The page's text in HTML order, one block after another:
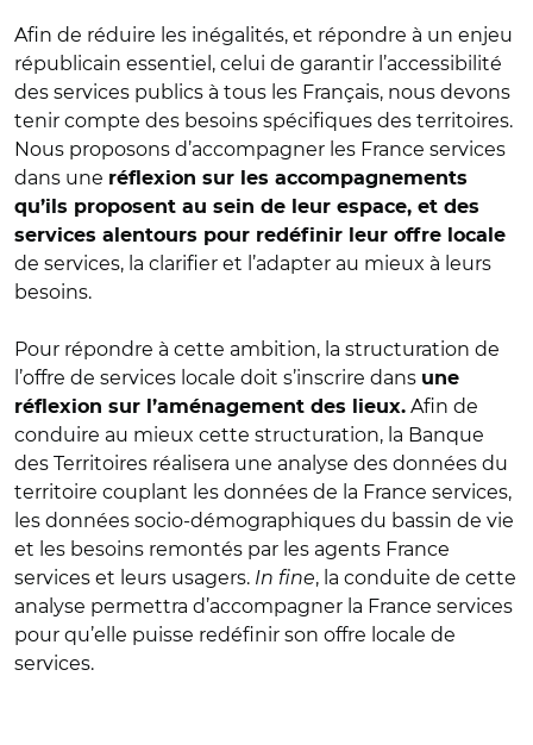
Afin de réduire les inégalités, et répondre à un enjeu
républicain essentiel, celui de garantir l’accessibilité
des services publics à tous les Français, nous devons
tenir compte des besoins spécifiques des territoires.
Nous proposons d’accompagner les France services
dans une réflexion sur les accompagnements
qu’ils proposent au sein de leur espace, et des
services alentours pour redéfinir leur offre locale
de services, la clarifier et l’adapter au mieux à leurs
besoins.
Pour répondre à cette ambition, la structuration de
l’offre de services locale doit s’inscrire dans une
réflexion sur l’aménagement des lieux. Afin de
conduire au mieux cette structuration, la Banque
des Territoires réalisera une analyse des données du
territoire couplant les données de la France services,
les données socio-démographiques du bassin de vie
et les besoins remontés par les agents France
services et leurs usagers. In fine, la conduite de cette
analyse permettra d’accompagner la France services
pour qu’elle puisse redéfinir son offre locale de
services.